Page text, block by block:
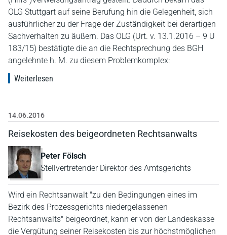
OLG Stuttgart auf seine Berufung hin die Gelegenheit, sich
ausführlicher zu der Frage der Zuständigkeit bei derartigen
Sachverhalten zu äußern. Das OLG (Urt. v. 13.1.2016 – 9 U
183/15) bestätigte die an die Rechtsprechung des BGH
angelehnte h. M. zu diesem Problemkomplex:
Weiterlesen
14.06.2016
Reisekosten des beigeordneten Rechtsanwalts
Peter Fölsch
Stellvertretender Direktor des Amtsgerichts
Wird ein Rechtsanwalt "zu den Bedingungen eines im
Bezirk des Prozessgerichts niedergelassenen
Rechtsanwalts" beigeordnet, kann er von der Landeskasse
die Vergütung seiner Reisekosten bis zur höchstmöglichen